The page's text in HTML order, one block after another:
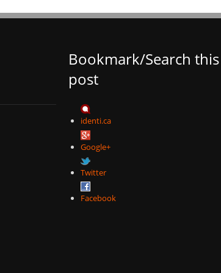
Bookmark/Search this
post
identi.ca
Google+
Twitter
Facebook